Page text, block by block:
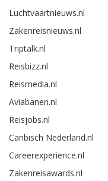
Luchtvaartnieuws.nl
Zakenreisnieuws.nl
Triptalk.nl
Reisbizz.nl
Reismedia.nl
Aviabanen.nl
Reisjobs.nl
Caribisch Nederland.nl
Careerexperience.nl
Zakenreisawards.nl